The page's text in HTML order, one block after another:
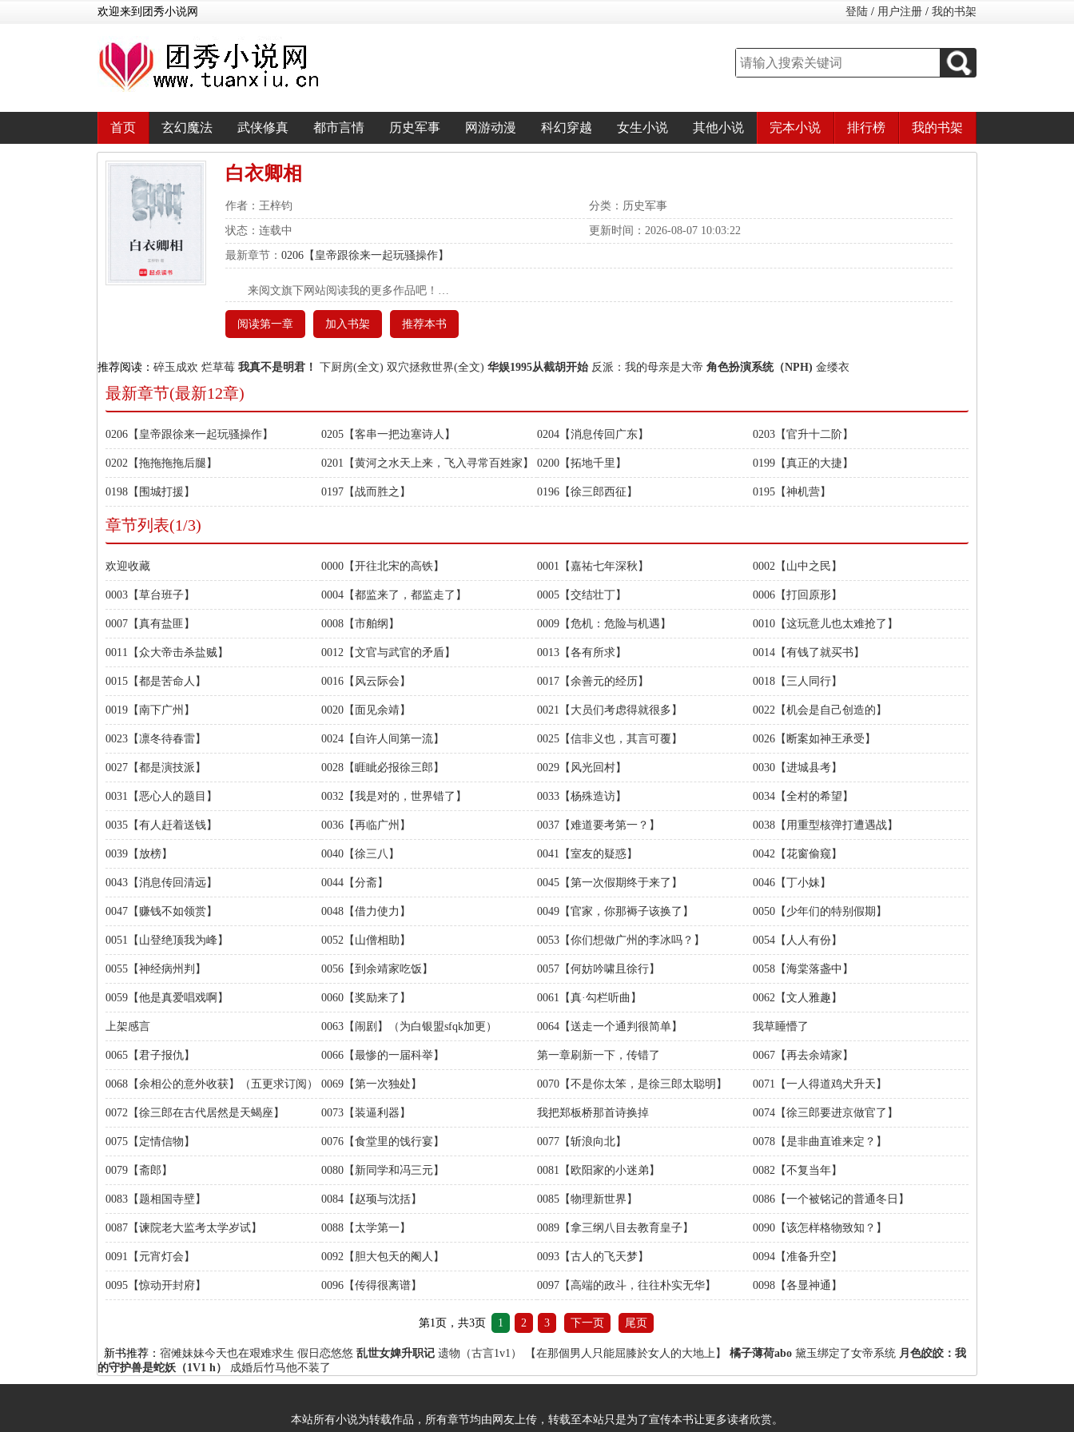
欢迎来到团秀小说网 登陆 / 用户注册 / 我的书架
首页 玄幻魔法 武侠修真 都市言情 历史军事 网游动漫 科幻穿越 女生小说 其他小说 完本小说 排行榜 我的书架
白衣卿相
作者：王梓钧 分类：历史军事
状态：连载中 更新时间：2026-08-07 10:03:22
最新章节： 0206【皇帝跟徐来一起玩骚操作】
来阅文旗下网站阅读我的更多作品吧！…
阅读第一章 加入书架 推荐本书
推荐阅读： 碎玉成欢 烂草莓 我真不是明君！ 下厨房(全文) 双穴拯救世界(全文) 华娱1995从截胡开始 反派：我的母亲是大帝 角色扮演系统（NPH) 金缕衣
最新章节(最新12章)
0206【皇帝跟徐来一起玩骚操作】 0205【客串一把边塞诗人】 0204【消息传回广东】 0203【官升十二阶】
0202【拖拖拖拖后腿】 0201【黄河之水天上来，飞入寻常百姓家】 0200【拓地千里】 0199【真正的大捷】
0198【围城打援】 0197【战而胜之】 0196【徐三郎西征】 0195【神机营】
章节列表(1/3)
欢迎收藏 0000【开往北宋的高铁】 0001【嘉祐七年深秋】 0002【山中之民】
0003【草台班子】 0004【都监来了，都监走了】 0005【交结壮丁】 0006【打回原形】
0007【真有盐匪】 0008【市舶纲】 0009【危机：危险与机遇】 0010【这玩意儿也太难抢了】
0011【众大帝击杀盐贼】 0012【文官与武官的矛盾】 0013【各有所求】 0014【有钱了就买书】
0015【都是苦命人】 0016【风云际会】 0017【余善元的经历】 0018【三人同行】
0019【南下广州】 0020【面见余靖】 0021【大员们考虑得就很多】 0022【机会是自己创造的】
0023【凛冬待春雷】 0024【自许人间第一流】 0025【信非义也，其言可覆】 0026【断案如神王承受】
0027【都是演技派】 0028【睚眦必报徐三郎】 0029【风光回村】 0030【进城县考】
0031【恶心人的题目】 0032【我是对的，世界错了】 0033【杨殊造访】 0034【全村的希望】
0035【有人赶着送钱】 0036【再临广州】 0037【难道要考第一？】 0038【用重型核弹打遭遇战】
0039【放榜】 0040【徐三八】 0041【室友的疑惑】 0042【花窗偷窥】
0043【消息传回清远】 0044【分斋】 0045【第一次假期终于来了】 0046【丁小妹】
0047【赚钱不如领赏】 0048【借力使力】 0049【官家，你那褥子该换了】 0050【少年们的特别假期】
0051【山登绝顶我为峰】 0052【山僧相助】 0053【你们想做广州的李冰吗？】 0054【人人有份】
0055【神经病州判】 0056【到余靖家吃饭】 0057【何妨吟啸且徐行】 0058【海棠落盏中】
0059【他是真爱唱戏啊】 0060【奖励来了】 0061【真·勾栏听曲】 0062【文人雅趣】
上架感言 0063【闹剧】（为白银盟sfqk加更） 0064【送走一个通判很简单】 我草睡懵了
0065【君子报仇】 0066【最惨的一届科举】 第一章刷新一下，传错了 0067【再去余靖家】
0068【余相公的意外收获】（五更求订阅） 0069【第一次独处】 0070【不是你太笨，是徐三郎太聪明】 0071【一人得道鸡犬升天】
0072【徐三郎在古代居然是天蝎座】 0073【装逼利器】 我把郑板桥那首诗换掉 0074【徐三郎要进京做官了】
0075【定情信物】 0076【食堂里的饯行宴】 0077【斩浪向北】 0078【是非曲直谁来定？】
0079【斋郎】 0080【新同学和冯三元】 0081【欧阳家的小迷弟】 0082【不复当年】
0083【题相国寺壁】 0084【赵顼与沈括】 0085【物理新世界】 0086【一个被铭记的普通冬日】
0087【谏院老大监考太学岁试】 0088【太学第一】 0089【拿三纲八目去教育皇子】 0090【该怎样格物致知？】
0091【元宵灯会】 0092【胆大包天的阉人】 0093【古人的飞天梦】 0094【准备升空】
0095【惊动开封府】 0096【传得很离谱】 0097【高端的政斗，往往朴实无华】 0098【各显神通】
第1页，共3页 1 2 3 下一页 尾页
新书推荐： 宿傩妹妹今天也在艰难求生 假日恋悠悠 乱世女婢升职记 遗物（古言1v1） 【在那個男人只能屈膝於女人的大地上】 橘子薄荷abo 黛玉绑定了女帝系统 月色皎皎：我
的守护兽是蛇妖（1V1 h）
成婚后竹马他不装了
本站所有小说为转载作品，所有章节均由网友上传，转载至本站只是为了宣传本书让更多读者欣赏。